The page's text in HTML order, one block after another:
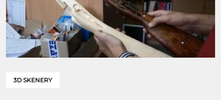
3D SKENERY